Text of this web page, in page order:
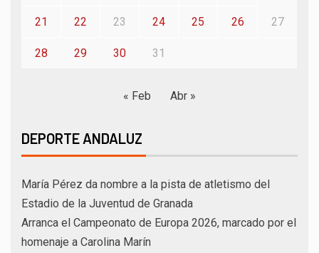
21 22 23 24 25 26 27
28 29 30 31
« Feb Abr »
DEPORTE ANDALUZ
María Pérez da nombre a la pista de atletismo del
Estadio de la Juventud de Granada
Arranca el Campeonato de Europa 2026, marcado por el
homenaje a Carolina Marín